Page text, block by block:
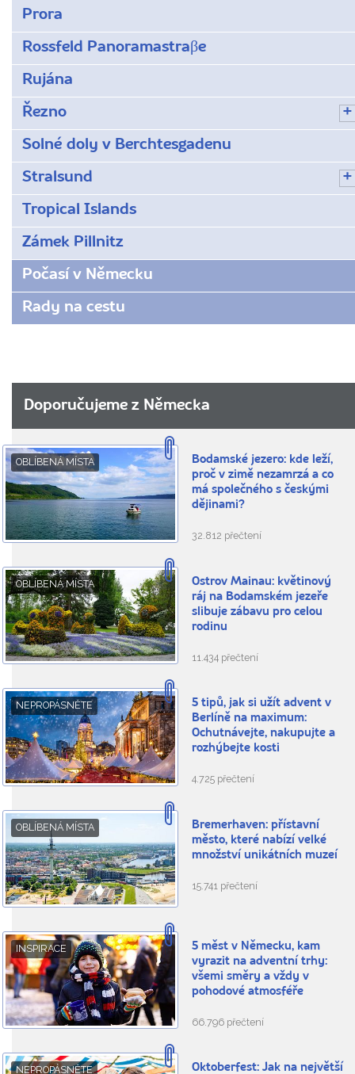
Prora
Rossfeld Panoramastraβe
Rujána
Řezno
Solné doly v Berchtesgadenu
Stralsund
Tropical Islands
Zámek Pillnitz
Počasí v Německu
Rady na cestu
Doporučujeme z Německa
OBLÍBENÁ MÍSTA
Bodamské jezero: kde leží,
proč v zimě nezamrzá a co
má společného s českými
dějinami?
32.812 přečtení
OBLÍBENÁ MÍSTA
Ostrov Mainau: květinový
ráj na Bodamském jezeře
slibuje zábavu pro celou
rodinu
11.434 přečtení
NEPROPÁSNĚTE
5 tipů, jak si užít advent v
Berlíně na maximum:
Ochutnávejte, nakupujte a
rozhýbejte kosti
4.725 přečtení
OBLÍBENÁ MÍSTA
Bremerhaven: přístavní
město, které nabízí velké
množství unikátních muzeí
15.741 přečtení
INSPIRACE
5 měst v Německu, kam
vyrazit na adventní trhy:
všemi směry a vždy v
pohodové atmosféře
66.796 přečtení
NEPROPÁSNĚTE
Oktoberfest: Jak na největší